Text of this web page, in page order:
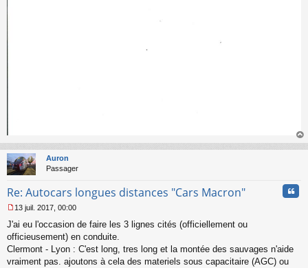
au
Auron
Passager
Re: Autocars longues distances "Cars Macron"
e
s
s
g
13 juil. 2017, 00:00
J'ai eu l'occasion de faire les 3 lignes cités (officiellement ou
officieusement) en conduite.
Clermont - Lyon : C'est long, tres long et la montée des sauvages n'aide
vraiment pas. ajoutons à cela des materiels sous capacitaire (AGC) ou